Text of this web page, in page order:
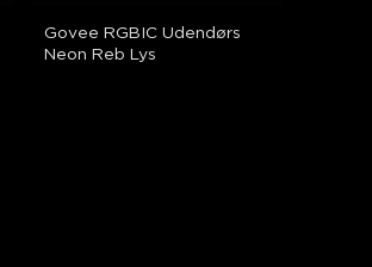
Govee RGBIC Udendørs
Neon Reb Lys